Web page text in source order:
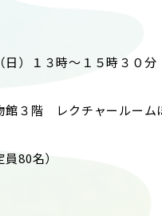
）１３時～１５時３０分
３階 レクチャールーム
80名）